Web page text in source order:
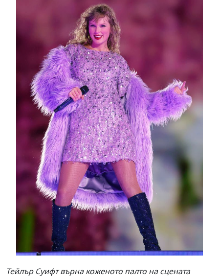
Тейлър Суифт върна коженото палто на сцената